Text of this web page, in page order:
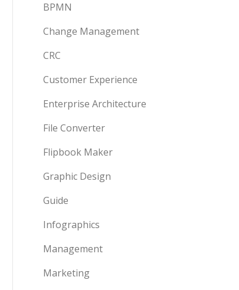
BPMN
Change Management
CRC
Customer Experience
Enterprise Architecture
File Converter
Flipbook Maker
Graphic Design
Guide
Infographics
Management
Marketing